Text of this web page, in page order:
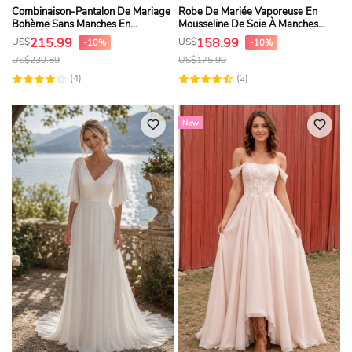
Combinaison-Pantalon De Mariage
Bohème Sans Manches En
Mousseline, Col Rond, Dos Croisé
Et Boutons
US$215.99 -10%
US$239.89
(4)
Robe De Mariée Vaporeuse En
Mousseline De Soie À Manches
Courtes Et Col En V, Ornée
D'appliqués Et De Rubans.
US$158.99 -10%
US$175.99
(2)